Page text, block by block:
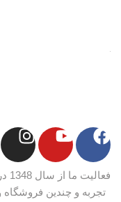
تجربه و چندین فروشگاه